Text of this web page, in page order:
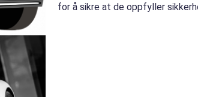
for å sikre at de oppfyller